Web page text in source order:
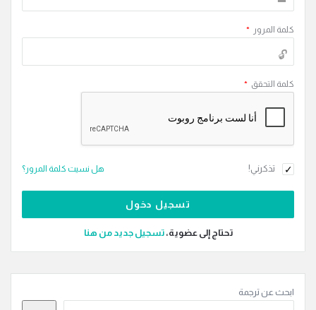
كلمة المرور *
كلمة التحقق *
تذكرني! هل نسيت كلمة المرور؟
تحتاج إلى عضوية،‫تسجيل جديد من هنا
الجانبية
ابحث عن ترجمة